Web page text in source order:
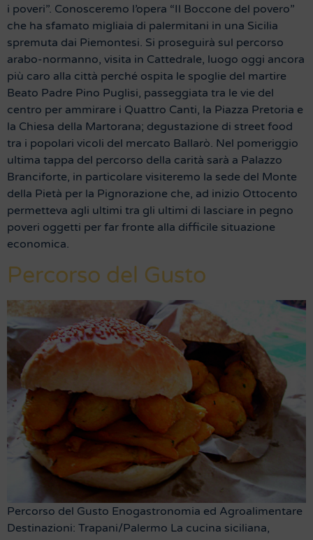
i poveri”. Conosceremo l’opera “Il Boccone del povero”
che ha sfamato migliaia di palermitani in una Sicilia
spremuta dai Piemontesi. Si proseguirà sul percorso
arabo-normanno, visita in Cattedrale, luogo oggi ancora
più caro alla città perché ospita le spoglie del martire
Beato Padre Pino Puglisi, passeggiata tra le vie del
centro per ammirare i Quattro Canti, la Piazza Pretoria e
la Chiesa della Martorana; degustazione di street food
tra i popolari vicoli del mercato Ballarò. Nel pomeriggio
ultima tappa del percorso della carità sarà a Palazzo
Branciforte, in particolare visiteremo la sede del Monte
della Pietà per la Pignorazione che, ad inizio Ottocento
permetteva agli ultimi tra gli ultimi di lasciare in pegno
poveri oggetti per far fronte alla difficile situazione
economica.
Percorso del Gusto
Percorso del Gusto Enogastronomia ed Agroalimentare
Destinazioni: Trapani/Palermo La cucina siciliana,